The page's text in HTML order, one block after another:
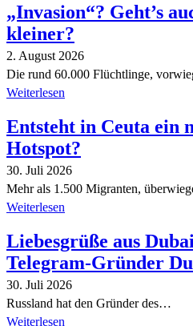
„Invasion“? Geht’s
kleiner?
2. August 2026
Die rund 60.000 Flüchtlinge,
Weiterlesen
Entsteht in Ceuta ein
Hotspot?
30. Juli 2026
Mehr als 1.500 Migranten,
Weiterlesen
Liebesgrüße aus
Telegram-Gründer
30. Juli 2026
Russland hat den Gründer des…
Weiterlesen